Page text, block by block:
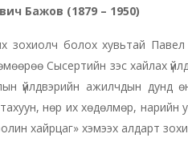
Бажов (1879 – 1950)
зохиолч болох хувьтай
Сысертийн зэс хайлах
үйлдвэрийн ажилчдын дунд
нөр их хөдөлмөр, нарийн
хайрцаг» хэмээх алдарт